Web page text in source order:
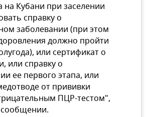
на Кубани при заселении
справку о
заболевании (при этом
должно пройти
или сертификат о
или справку о
ее первого этапа, или
от прививки
ПЦР-тестом",
сообщении.